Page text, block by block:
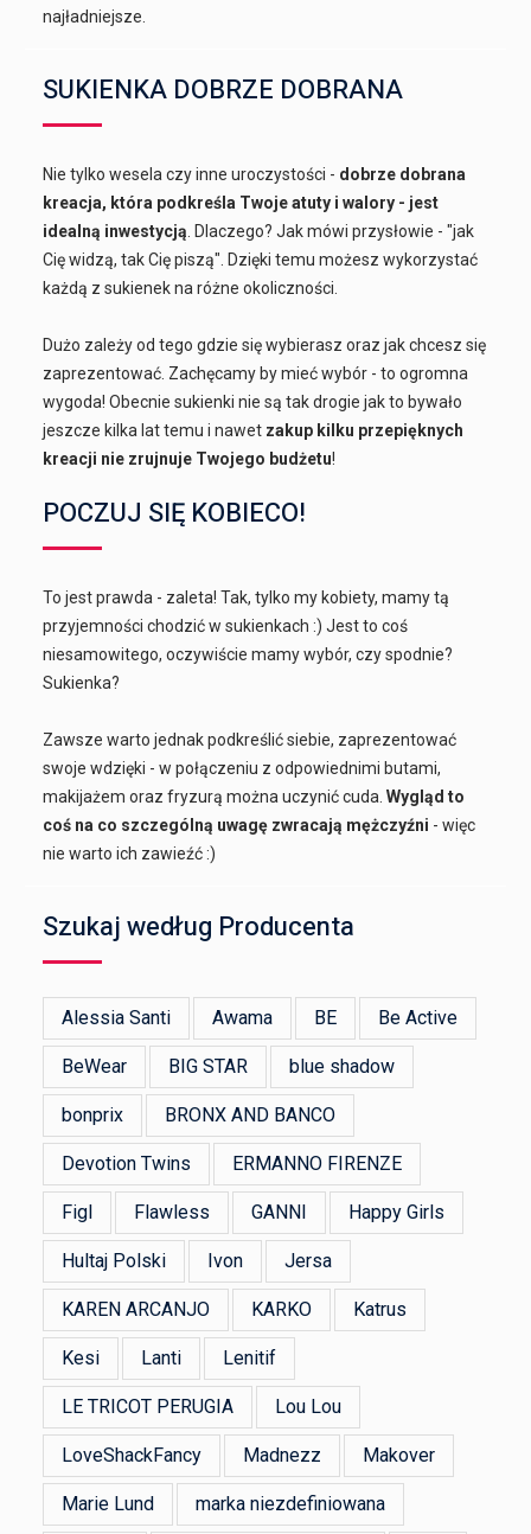
najładniejsze.
SUKIENKA DOBRZE DOBRANA
Nie tylko wesela czy inne uroczystości - dobrze dobrana
kreacja, która podkreśla Twoje atuty i walory - jest
idealną inwestycją . Dlaczego? Jak mówi przysłowie - "jak
Cię widzą, tak Cię piszą". Dzięki temu możesz wykorzystać
każdą z sukienek na różne okoliczności.
Dużo zależy od tego gdzie się wybierasz oraz jak chcesz się
zaprezentować. Zachęcamy by mieć wybór - to ogromna
wygoda! Obecnie sukienki nie są tak drogie jak to bywało
jeszcze kilka lat temu i nawet zakup kilku przepięknych
kreacji nie zrujnuje Twojego budżetu!
POCZUJ SIĘ KOBIECO!
To jest prawda - zaleta! Tak, tylko my kobiety, mamy tą
przyjemności chodzić w sukienkach :) Jest to coś
niesamowitego, oczywiście mamy wybór, czy spodnie?
Sukienka?
Zawsze warto jednak podkreślić siebie, zaprezentować
swoje wdzięki - w połączeniu z odpowiednimi butami,
makijażem oraz fryzurą można uczynić cuda.Wygląd to
coś na co szczególną uwagę zwracają mężczyźni - więc
nie warto ich zawieźć :)
Szukaj według Producenta
Alessia Santi Awama BE Be Active
BeWear BIG STAR blue shadow
bonprix BRONX AND BANCO
Devotion Twins ERMANNO FIRENZE
Figl Flawless GANNI Happy Girls
Hultaj Polski Ivon Jersa
KAREN ARCANJO KARKO Katrus
Kesi Lanti Lenitif
LE TRICOT PERUGIA Lou Lou
LoveShackFancy Madnezz Makover
Marie Lund marka niezdefiniowana